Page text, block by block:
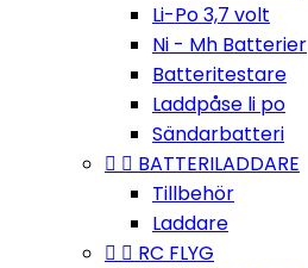
Li-Po 3,7 volt
Ni - Mh Batterier
Batteritestare
Laddpåse li po
Sändarbatteri
  BATTERILADDARE
Tillbehör
Laddare
  RC FLYG